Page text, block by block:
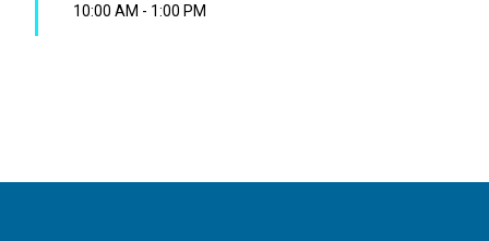
10:00 AM - 1:00 PM